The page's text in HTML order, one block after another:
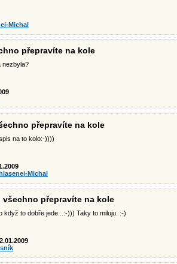
Michal
přepravíte na kole
nezbyla?
přepravíte na kole
na to kolo:-))))
Michal
všechno přepravíte na kole
když to dobře jede...:-))) Taky to miluju. :-)